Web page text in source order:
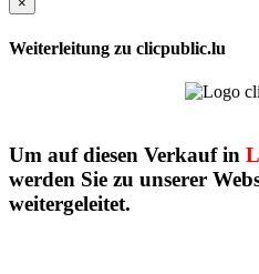
Weiterleitung zu clicpublic.lu
Um auf diesen Verkauf in
werden Sie zu unserer
weitergeleitet.